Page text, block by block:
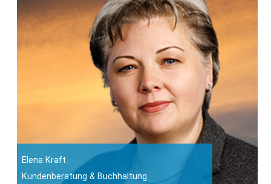
Elena Kraft
Kundenberatung & Buchhaltung